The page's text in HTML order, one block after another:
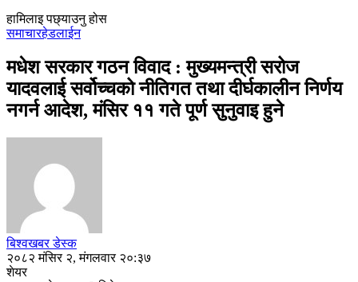
हामिलाइ पछ्याउनु होस
समाचारहेडलाईन
मधेश सरकार गठन विवाद : मुख्यमन्त्री सरोज
यादवलाई सर्वोच्चको नीतिगत तथा दीर्घकालीन निर्णय
नगर्न आदेश, मंसिर ११ गते पूर्ण सुनुवाइ हुने
बिश्वखबर डेस्क
२०८२ मंसिर २, मंगलवार २०:३७
शेयर